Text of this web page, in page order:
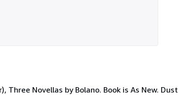
Novellas by Bolano. Book is As New. Dust